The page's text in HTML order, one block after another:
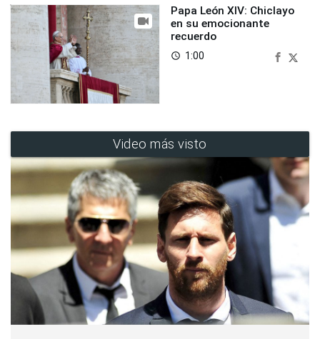
Papa León XIV: Chiclayo
en su emocionante
recuerdo
access_time 1:00
Video más visto